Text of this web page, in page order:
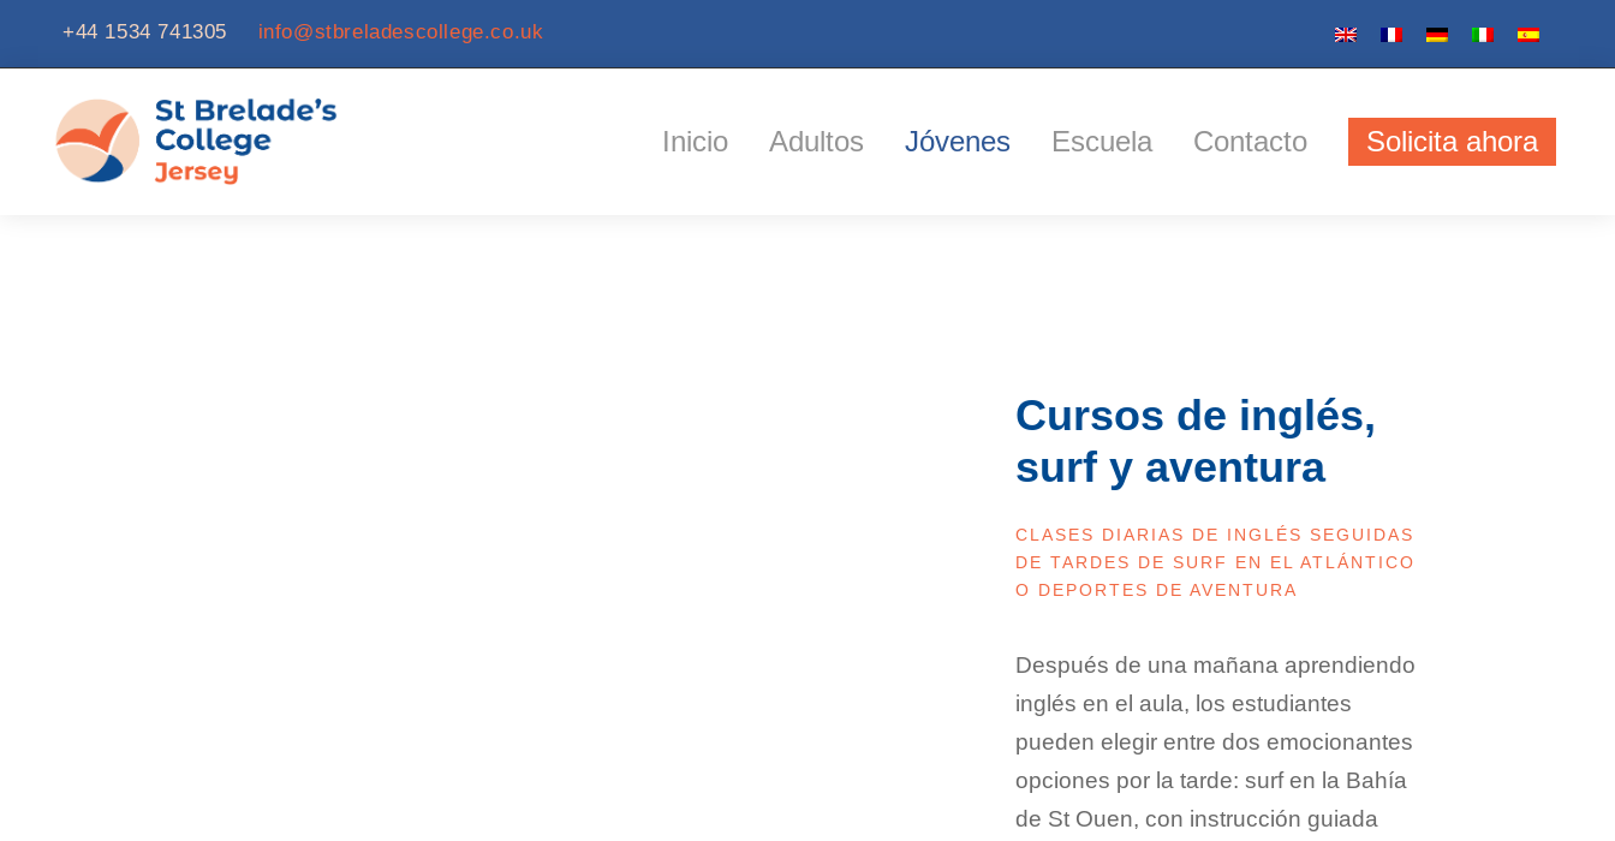
+44 1534 741305 info@stbreladescollege.co.uk
Inicio Adultos Jóvenes Escuela Contacto Solicita ahora
Cursos de inglés,
surf y aventura
CLASES DIARIAS DE INGLÉS SEGUIDAS
DE TARDES DE SURF EN EL ATLÁNTICO
O DEPORTES DE AVENTURA
Después de una mañana aprendiendo
inglés en el aula, los estudiantes
pueden elegir entre dos emocionantes
opciones por la tarde: surf en la Bahía
de St Ouen, con instrucción guiada